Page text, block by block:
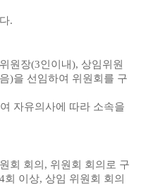
.
원장(3인이내), 상임위원
)을 선임하여 위원회를 구
자유의사에 따라 소속을
회 회의 , 위원회 회의로 구
4회 이상, 상임 위원회 회의